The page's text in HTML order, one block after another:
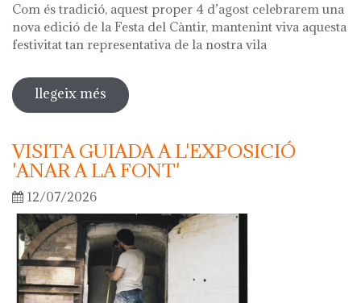
Com és tradició, aquest proper 4 d’agost celebrarem una
nova edició de la Festa del Càntir, mantenint viva aquesta
festivitat tan representativa de la nostra vila
llegeix més sobre 76ª festa del càntir
VISITA GUIADA A L'EXPOSICIÓ
'ANAR A LA FONT'
12/07/2026